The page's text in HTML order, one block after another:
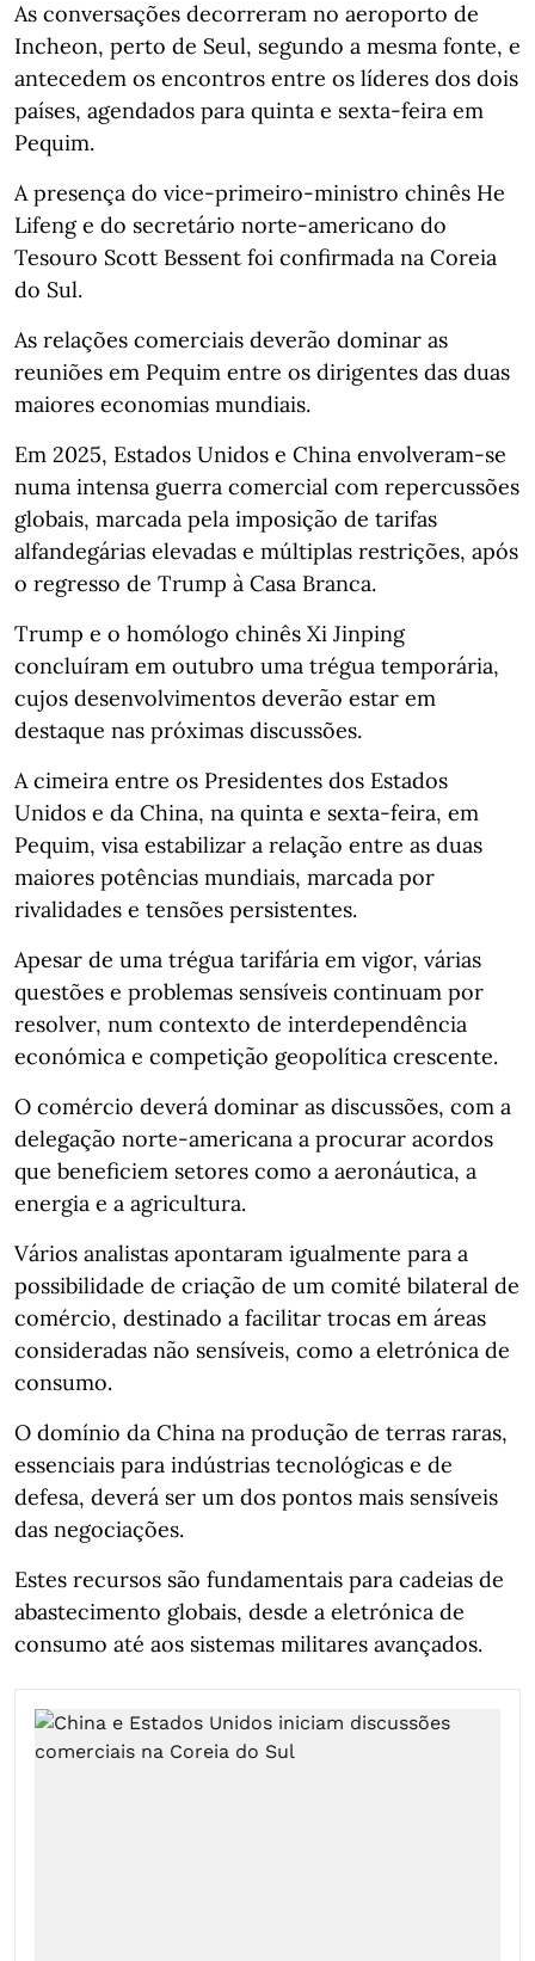
As conversações decorreram no aeroporto de
Incheon, perto de Seul, segundo a mesma fonte, e
antecedem os encontros entre os líderes dos dois
países, agendados para quinta e sexta-feira em
Pequim.
A presença do vice-primeiro-ministro chinês He
Lifeng e do secretário norte-americano do
Tesouro Scott Bessent foi confirmada na Coreia
do Sul.
As relações comerciais deverão dominar as
reuniões em Pequim entre os dirigentes das duas
maiores economias mundiais.
Em 2025, Estados Unidos e China envolveram-se
numa intensa guerra comercial com repercussões
globais, marcada pela imposição de tarifas
alfandegárias elevadas e múltiplas restrições, após
o regresso de Trump à Casa Branca.
Trump e o homólogo chinês Xi Jinping
concluíram em outubro uma trégua temporária,
cujos desenvolvimentos deverão estar em
destaque nas próximas discussões.
A cimeira entre os Presidentes dos Estados
Unidos e da China, na quinta e sexta-feira, em
Pequim, visa estabilizar a relação entre as duas
maiores potências mundiais, marcada por
rivalidades e tensões persistentes.
Apesar de uma trégua tarifária em vigor, várias
questões e problemas sensíveis continuam por
resolver, num contexto de interdependência
económica e competição geopolítica crescente.
O comércio deverá dominar as discussões, com a
delegação norte-americana a procurar acordos
que beneficiem setores como a aeronáutica, a
energia e a agricultura.
Vários analistas apontaram igualmente para a
possibilidade de criação de um comité bilateral de
comércio, destinado a facilitar trocas em áreas
consideradas não sensíveis, como a eletrónica de
consumo.
O domínio da China na produção de terras raras,
essenciais para indústrias tecnológicas e de
defesa, deverá ser um dos pontos mais sensíveis
das negociações.
Estes recursos são fundamentais para cadeias de
abastecimento globais, desde a eletrónica de
consumo até aos sistemas militares avançados.